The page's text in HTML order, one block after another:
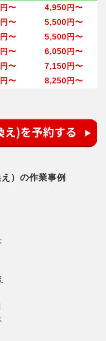
〜
4,950円〜
〜
5,500円〜
〜
5,500円〜
〜
6,050円〜
〜
7,150円〜
〜 8,250円〜
）の作業事例